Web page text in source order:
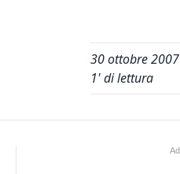
30 ottobre 2007
1' di lettura